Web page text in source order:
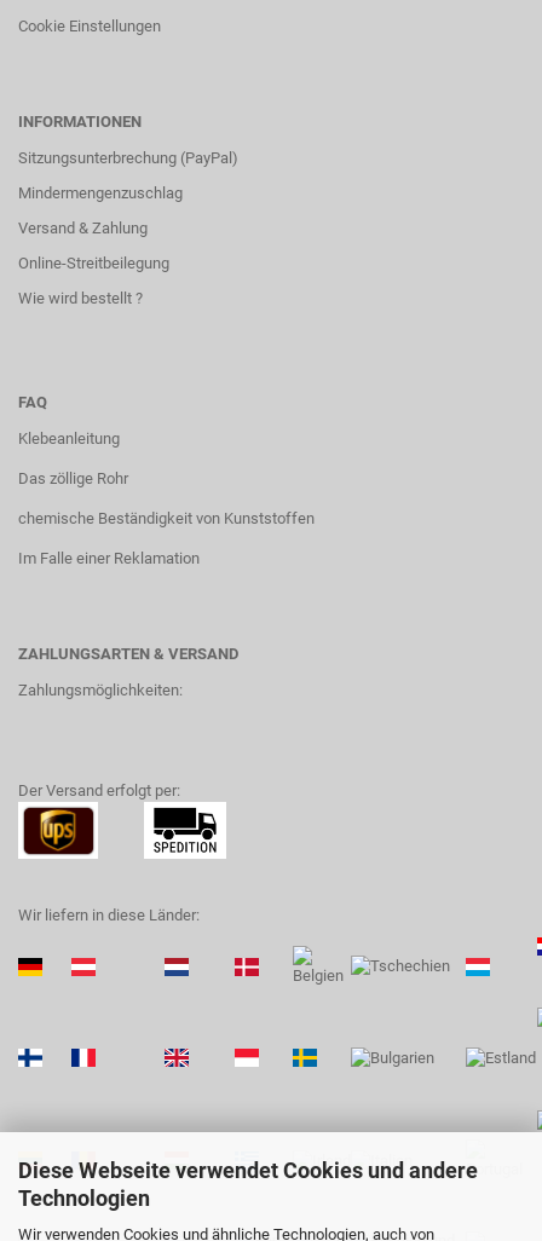
Diese Webseite verwendet Cookies und andere
Technologien
Wir verwenden Cookies und ähnliche Technologien, auch von
Cookie Einstellungen
INFORMATIONEN
Sitzungsunterbrechung (PayPal)
Mindermengenzuschlag
Versand & Zahlung
Online-Streitbeilegung
Wie wird bestellt ?
FAQ
Klebeanleitung
Das zöllige Rohr
chemische Beständigkeit von Kunststoffen
Im Falle einer Reklamation
ZAHLUNGSARTEN & VERSAND
Zahlungsmöglichkeiten:
Der Versand erfolgt per:
Wir liefern in diese Länder: